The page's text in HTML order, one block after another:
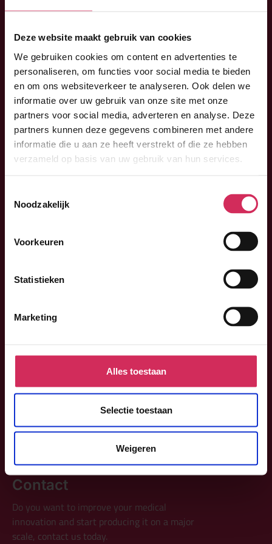
Deze website maakt gebruik van cookies
We gebruiken cookies om content en advertenties te
personaliseren, om functies voor social media te bieden
en om ons websiteverkeer te analyseren. Ook delen we
informatie over uw gebruik van onze site met onze
partners voor social media, adverteren en analyse. Deze
partners kunnen deze gegevens combineren met andere
informatie die u aan ze heeft verstrekt of die ze hebben
verzameld op basis van uw gebruik van hun services.
Noodzakelijk
Voorkeuren
Statistieken
Marketing
Alles toestaan
Selectie toestaan
Weigeren
The Technobis team helps you improve your medical
innovations, comply to industry standards, and produce
Product development
About us
Contact
Do you want to improve your medical
innovation and start producing it on a major
scale, contact us today.